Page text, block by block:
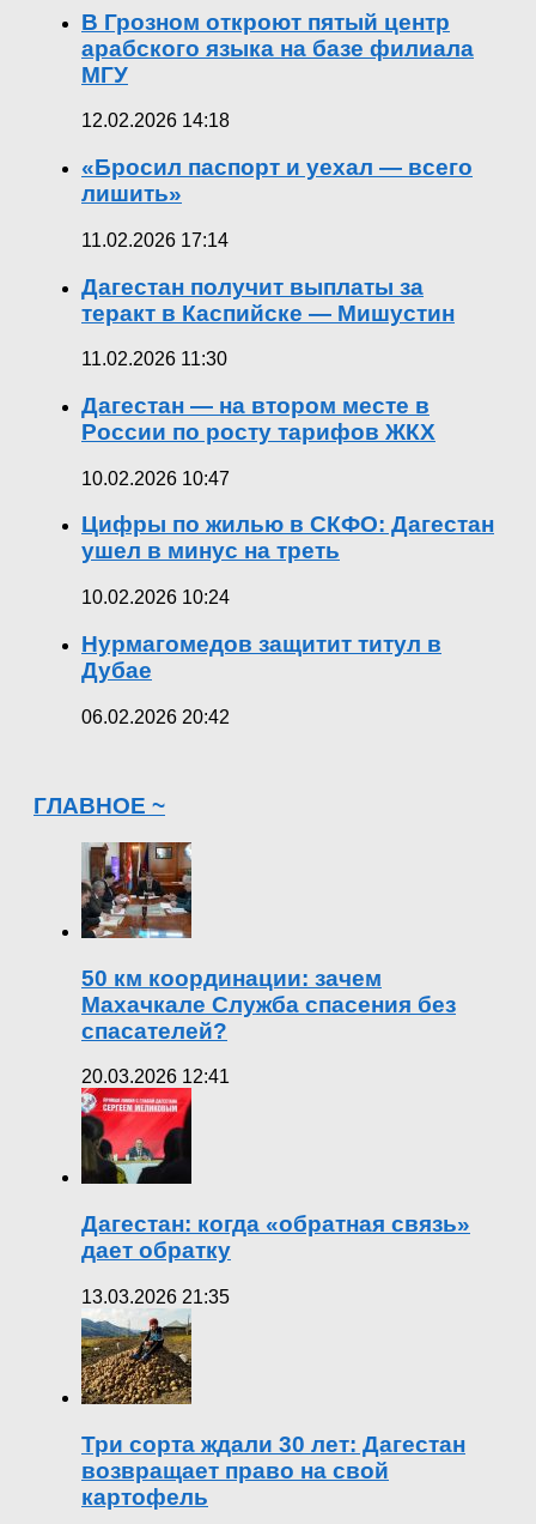
В Грозном откроют пятый центр
арабского языка на базе филиала
МГУ
12.02.2026 14:18
«Бросил паспорт и уехал — всего
лишить»
11.02.2026 17:14
Дагестан получит выплаты за
теракт в Каспийске — Мишустин
11.02.2026 11:30
Дагестан — на втором месте в
России по росту тарифов ЖКХ
10.02.2026 10:47
Цифры по жилью в СКФО: Дагестан
ушел в минус на треть
10.02.2026 10:24
Нурмагомедов защитит титул в
Дубае
06.02.2026 20:42
ГЛАВНОЕ ~
50 км координации: зачем
Махачкале Служба спасения без
спасателей?
20.03.2026 12:41
Дагестан: когда «обратная связь»
дает обратку
13.03.2026 21:35
Три сорта ждали 30 лет: Дагестан
возвращает право на свой
картофель